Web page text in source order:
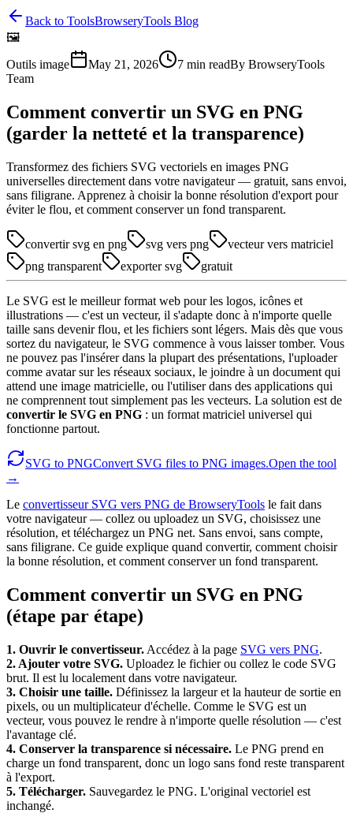
Back to ToolsBrowseryTools Blog
🖼️
Outils image
May 21, 2026 7 min readBy BrowseryTools
Team
Comment convertir un SVG en PNG
(garder la netteté et la transparence)
Transformez des fichiers SVG vectoriels en images PNG
universelles directement dans votre navigateur — gratuit, sans envoi,
sans filigrane. Apprenez à choisir la bonne résolution d'export pour
éviter le flou, et comment conserver un fond transparent.
convertir svg en png svg vers png
vecteur vers matriciel
png transparent
exporter svg gratuit
Le SVG est le meilleur format web pour les logos, icônes et
illustrations — c'est un vecteur, il s'adapte donc à n'importe quelle
taille sans devenir flou, et les fichiers sont légers. Mais dès que vous
sortez du navigateur, le SVG commence à vous laisser tomber. Vous
ne pouvez pas l'insérer dans la plupart des présentations, l'uploader
comme avatar sur les réseaux sociaux, le joindre à un document qui
attend une image matricielle, ou l'utiliser dans des applications qui
ne comprennent tout simplement pas les vecteurs. La solution est de
convertir le SVG en PNG : un format matriciel universel qui
fonctionne partout.
SVG to PNGConvert SVG files to PNG images.Open the tool
→
Le convertisseur SVG vers PNG de BrowseryTools le fait dans
votre navigateur — collez ou uploadez un SVG, choisissez une
résolution, et téléchargez un PNG net. Sans envoi, sans compte,
sans filigrane. Ce guide explique quand convertir, comment choisir
la bonne résolution, et comment conserver un fond transparent.
Comment convertir un SVG en PNG
(étape par étape)
1. Ouvrir le convertisseur. Accédez à la page SVG vers PNG.
2. Ajouter votre SVG. Uploadez le fichier ou collez le code SVG
brut. Il est lu localement dans votre navigateur.
3. Choisir une taille. Définissez la largeur et la hauteur de sortie en
pixels, ou un multiplicateur d'échelle. Comme le SVG est un
vecteur, vous pouvez le rendre à n'importe quelle résolution — c'est
l'avantage clé.
4. Conserver la transparence si nécessaire. Le PNG prend en
charge un fond transparent, donc un logo sans fond reste transparent
à l'export.
5. Télécharger. Sauvegardez le PNG. L'original vectoriel est
inchangé.